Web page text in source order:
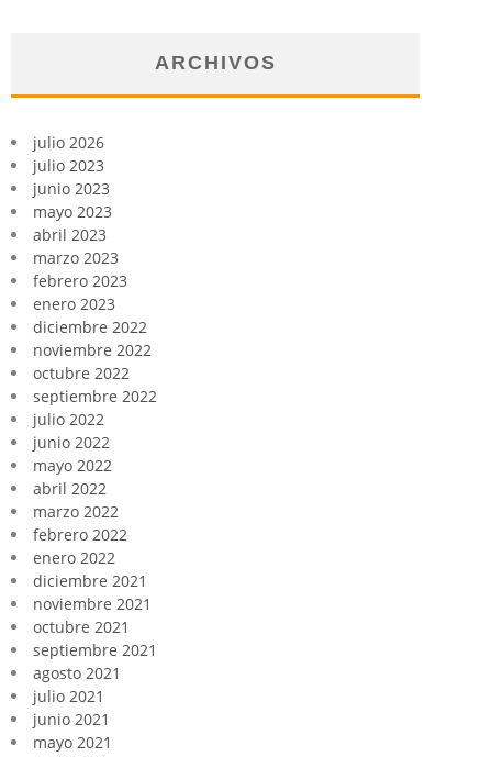
ARCHIVOS
julio 2026
julio 2023
junio 2023
mayo 2023
abril 2023
marzo 2023
febrero 2023
enero 2023
diciembre 2022
noviembre 2022
octubre 2022
septiembre 2022
julio 2022
junio 2022
mayo 2022
abril 2022
marzo 2022
febrero 2022
enero 2022
diciembre 2021
noviembre 2021
octubre 2021
septiembre 2021
agosto 2021
julio 2021
junio 2021
mayo 2021